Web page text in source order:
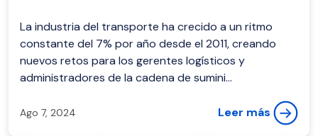
La industria del transporte ha crecido a un ritmo
constante del 7% por año desde el 2011, creando
nuevos retos para los gerentes logísticos y
administradores de la cadena de sumini...
Ago 7, 2024 Leer más